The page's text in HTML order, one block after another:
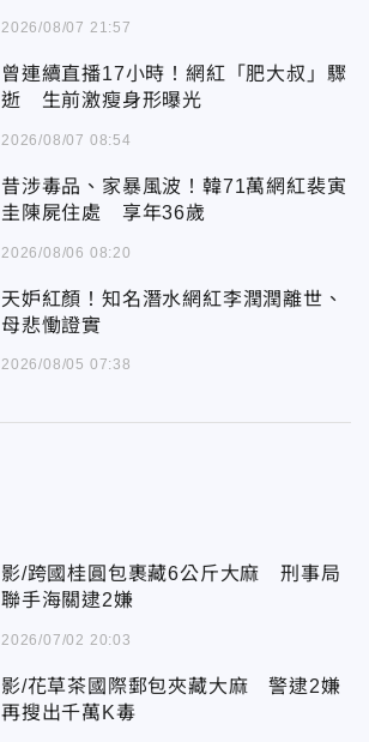
2026/08/07 21:57
曾連續直播17小時！網紅「肥大叔」驟
逝 生前激瘦身形曝光
2026/08/07 08:54
昔涉毒品、家暴風波！韓71萬網紅裴寅
圭陳屍住處 享年36歲
2026/08/06 08:20
天妒紅顏！知名潛水網紅李潤潤離世、
母悲慟證實
2026/08/05 07:38
影/跨國桂圓包裹藏6公斤大麻 刑事局
聯手海關逮2嫌
2026/07/02 20:03
影/花草茶國際郵包夾藏大麻 警逮2嫌
再搜出千萬K毒